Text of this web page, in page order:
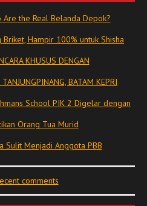
Are the Real Belanda Depok?
Briket, Hampir 100% untuk Shisha
KHUSUS DENGAN
BATAM KEPRI
School PIK 2 Digelar dengan
Orang Tua Murid
Sulit Menjadi Anggota PBB
comments